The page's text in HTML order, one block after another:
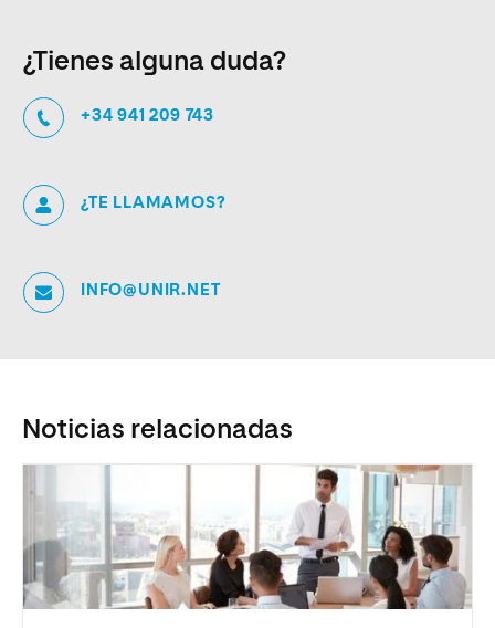
¿Tienes alguna duda?
+34 941 209 743
¿TE LLAMAMOS?
INFO@UNIR.NET
Noticias relacionadas